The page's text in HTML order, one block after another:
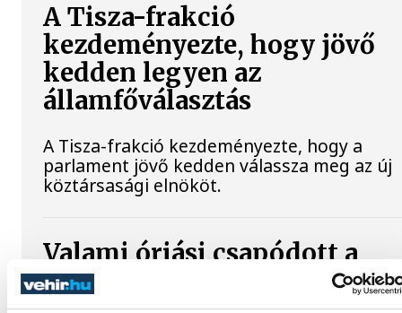
A Tisza-frakció
kezdeményezte, hogy jövő
kedden legyen az
államfőválasztás
A Tisza-frakció kezdeményezte, hogy a
parlament jövő kedden válassza meg az új
köztársasági elnököt.
Valami óriási csapódott a
Holdba ma reggel